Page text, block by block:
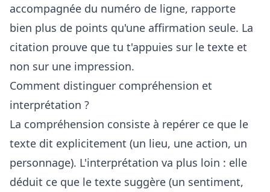
accompagnée du numéro de ligne, rapporte
bien plus de points qu'une affirmation seule. La
citation prouve que tu t'appuies sur le texte et
non sur une impression.
Comment distinguer compréhension et
interprétation ?
La compréhension consiste à repérer ce que le
texte dit explicitement (un lieu, une action, un
personnage). L'interprétation va plus loin : elle
déduit ce que le texte suggère (un sentiment,